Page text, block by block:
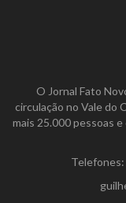
O Jornal Fato
circulação no Vale do
mais 25.000 pessoas
Telefones: